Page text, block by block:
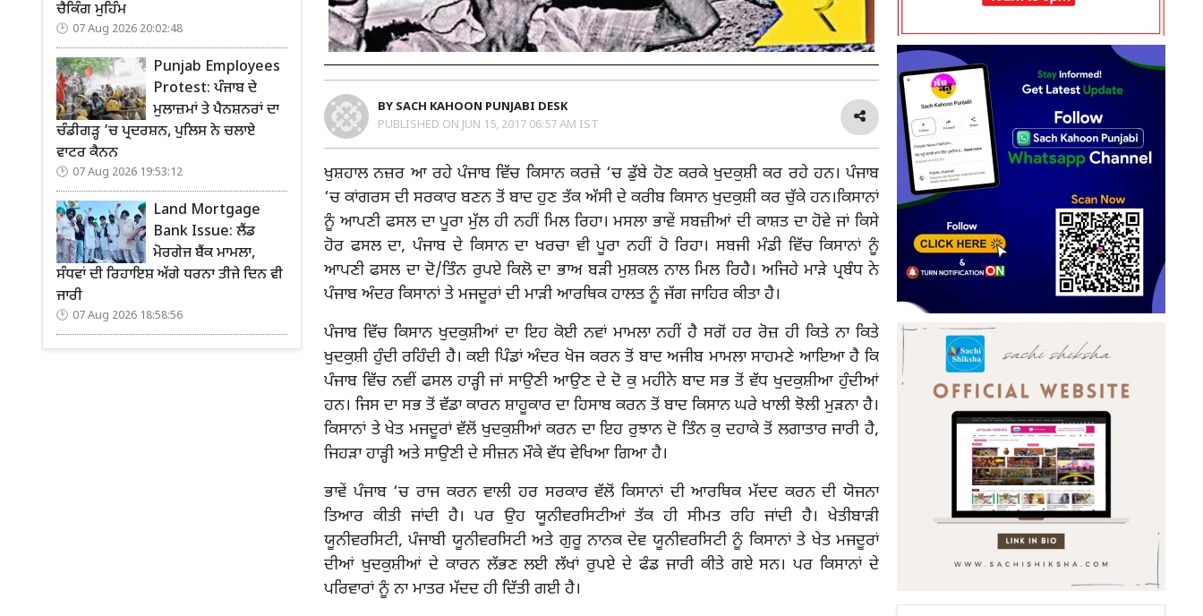
ਚੈਕਿੰਗ ਮੁਹਿੰਮ
07 Aug 2026 20:02:48
Punjab Employees
Protest: ਪੰਜਾਬ ਦੇ
ਮੁਲਾਜ਼ਮਾਂ ਤੇ ਪੈਨਸ਼ਨਰਾਂ ਦਾ
ਚੰਡੀਗੜ੍ਹ ’ਚ ਪ੍ਰਦਰਸ਼ਨ, ਪੁਲਿਸ ਨੇ ਚਲਾਏ
ਵਾਟਰ ਕੈਨਨ
07 Aug 2026 19:53:12
Land Mortgage
Bank Issue: ਲੈਂਡ
ਮੋਰਗੇਜ ਬੈਂਕ ਮਾਮਲਾ,
ਸੰਧਵਾਂ ਦੀ ਰਿਹਾਇਸ਼ ਅੱਗੇ ਧਰਨਾ ਤੀਜੇ ਦਿਨ ਵੀ
ਜਾਰੀ
07 Aug 2026 18:58:56
BY SACH KAHOON PUNJABI DESK
PUBLISHED ON JUN 15, 2017 06:57 AM IST
ਖੁਸ਼ਹਾਲ ਨਜ਼ਰ ਆ ਰਹੇ ਪੰਜਾਬ ਵਿੱਚ ਕਿਸਾਨ ਕਰਜ਼ੇ ‘ਚ ਡੁੱਬੇ ਹੋਣ ਕਰਕੇ ਖੁਦਕੁਸ਼ੀ ਕਰ ਰਹੇ ਹਨ। ਪੰਜਾਬ
‘ਚ ਕਾਂਗਰਸ ਦੀ ਸਰਕਾਰ ਬਣਨ ਤੋਂ ਬਾਦ ਹੁਣ ਤੱਕ ਅੱਸੀ ਦੇ ਕਰੀਬ ਕਿਸਾਨ ਖੁਦਕੁਸ਼ੀ ਕਰ ਚੁੱਕੇ ਹਨ।ਕਿਸਾਨਾਂ
ਨੂੰ ਆਪਣੀ ਫਸਲ ਦਾ ਪੂਰਾ ਮੁੱਲ ਹੀ ਨਹੀਂ ਮਿਲ ਰਿਹਾ। ਮਸਲਾ ਭਾਵੇਂ ਸਬਜ਼ੀਆਂ ਦੀ ਕਾਸ਼ਤ ਦਾ ਹੋਵੇ ਜਾਂ ਕਿਸੇ
ਹੋਰ ਫਸਲ ਦਾ, ਪੰਜਾਬ ਦੇ ਕਿਸਾਨ ਦਾ ਖਰਚਾ ਵੀ ਪੂਰਾ ਨਹੀਂ ਹੋ ਰਿਹਾ। ਸਬਜੀ ਮੰਡੀ ਵਿੱਚ ਕਿਸਾਨਾਂ ਨੂੰ
ਆਪਣੀ ਫਸਲ ਦਾ ਦੋ/ਤਿੰਨ ਰੁਪਏ ਕਿਲੋ ਦਾ ਭਾਅ ਬੜੀ ਮੁਸ਼ਕਲ ਨਾਲ ਮਿਲ ਰਿਹੈ। ਅਜਿਹੇ ਮਾੜੇ ਪ੍ਰਬੰਧ ਨੇ
ਪੰਜਾਬ ਅੰਦਰ ਕਿਸਾਨਾਂ ਤੇ ਮਜਦੂਰਾਂ ਦੀ ਮਾੜੀ ਆਰਥਿਕ ਹਾਲਤ ਨੂੰ ਜੱਗ ਜਾਹਿਰ ਕੀਤਾ ਹੈ।
ਪੰਜਾਬ ਵਿੱਚ ਕਿਸਾਨ ਖੁਦਕੁਸ਼ੀਆਂ ਦਾ ਇਹ ਕੋਈ ਨਵਾਂ ਮਾਮਲਾ ਨਹੀਂ ਹੈ ਸਗੋਂ ਹਰ ਰੋਜ਼ ਹੀ ਕਿਤੇ ਨਾ ਕਿਤੇ
ਖੁਦਕੁਸ਼ੀ ਹੁੰਦੀ ਰਹਿੰਦੀ ਹੈ। ਕਈ ਪਿੰਡਾਂ ਅੰਦਰ ਖੋਜ ਕਰਨ ਤੋਂ ਬਾਦ ਅਜੀਬ ਮਾਮਲਾ ਸਾਹਮਣੇ ਆਇਆ ਹੈ ਕਿ
ਪੰਜਾਬ ਵਿੱਚ ਨਵੀਂ ਫਸਲ ਹਾੜ੍ਹੀ ਜਾਂ ਸਾਉਣੀ ਆਉਣ ਦੇ ਦੋ ਕੁ ਮਹੀਨੇ ਬਾਦ ਸਭ ਤੋਂ ਵੱਧ ਖੁਦਕੁਸ਼ੀਆ ਹੁੰਦੀਆਂ
ਹਨ। ਜਿਸ ਦਾ ਸਭ ਤੋਂ ਵੱਡਾ ਕਾਰਨ ਸ਼ਾਹੂਕਾਰ ਦਾ ਹਿਸਾਬ ਕਰਨ ਤੋਂ ਬਾਦ ਕਿਸਾਨ ਘਰੇ ਖਾਲੀ ਝੋਲੀ ਮੁੜਨਾ ਹੈ।
ਕਿਸਾਨਾਂ ਤੇ ਖੇਤ ਮਜਦੂਰਾਂ ਵੱਲੋਂ ਖੁਦਕੁਸ਼ੀਆਂ ਕਰਨ ਦਾ ਇਹ ਰੁਝਾਨ ਦੋ ਤਿੰਨ ਕੁ ਦਹਾਕੇ ਤੋਂ ਲਗਾਤਾਰ ਜਾਰੀ ਹੈ,
ਜਿਹੜਾ ਹਾੜ੍ਹੀ ਅਤੇ ਸਾਉਣੀ ਦੇ ਸੀਜ਼ਨ ਮੌਕੇ ਵੱਧ ਵੇਖਿਆ ਗਿਆ ਹੈ।
ਭਾਵੇਂ ਪੰਜਾਬ ‘ਚ ਰਾਜ ਕਰਨ ਵਾਲੀ ਹਰ ਸਰਕਾਰ ਵੱਲੋਂ ਕਿਸਾਨਾਂ ਦੀ ਆਰਥਿਕ ਮੱਦਦ ਕਰਨ ਦੀ ਯੋਜਨਾ
ਤਿਆਰ ਕੀਤੀ ਜਾਂਦੀ ਹੈ। ਪਰ ਉਹ ਯੂਨੀਵਰਸਿਟੀਆਂ ਤੱਕ ਹੀ ਸੀਮਤ ਰਹਿ ਜਾਂਦੀ ਹੈ। ਖੇਤੀਬਾੜੀ
ਯੂਨੀਵਰਸਿਟੀ, ਪੰਜਾਬੀ ਯੂਨੀਵਰਸਿਟੀ ਅਤੇ ਗੁਰੂ ਨਾਨਕ ਦੇਵ ਯੂਨੀਵਰਸਿਟੀ ਨੂੰ ਕਿਸਾਨਾਂ ਤੇ ਖੇਤ ਮਜਦੂਰਾਂ
ਦੀਆਂ ਖੁਦਕੁਸ਼ੀਆਂ ਦੇ ਕਾਰਨ ਲੱਭਣ ਲਈ ਲੱਖਾਂ ਰੁਪਏ ਦੇ ਫੰਡ ਜਾਰੀ ਕੀਤੇ ਗਏ ਸਨ। ਪਰ ਕਿਸਾਨਾਂ ਦੇ
ਪਰਿਵਾਰਾਂ ਨੂੰ ਨਾ ਮਾਤਰ ਮੱਦਦ ਹੀ ਦਿੱਤੀ ਗਈ ਹੈ।